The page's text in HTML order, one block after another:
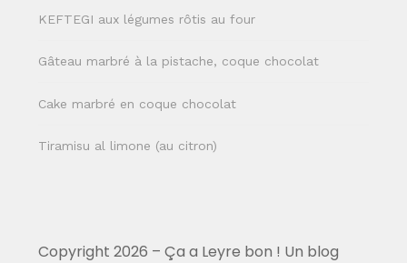
KEFTEGI aux légumes rôtis au four
Gâteau marbré à la pistache, coque chocolat
Cake marbré en coque chocolat
Tiramisu al limone (au citron)
Copyright 2026 – Ça a Leyre bon ! Un blog